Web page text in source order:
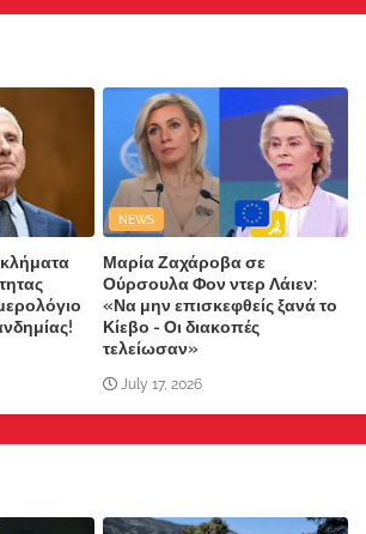
NEWS
Μαρία Ζαχάροβα σε
Ούρσουλα Φον ντερ Λάιεν:
«Να μην επισκεφθείς ξανά το
Κίεβο - Οι διακοπές
τελείωσαν»
July 17, 2026